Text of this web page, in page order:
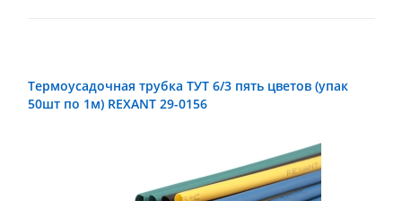
Термоусадочная трубка ТУТ 6/3 пять цветов (упак
50шт по 1м) REXANT 29-0156